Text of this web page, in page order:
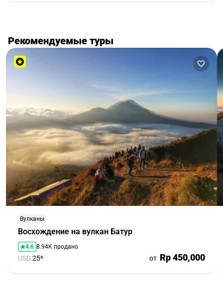
Рекомендуемые туры
Восхождение на вулкан Батур
Вулканы
4.6 8.94K продано
USD25* от Rp 450,000